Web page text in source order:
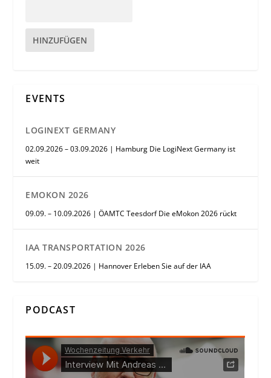
HINZUFÜGEN
EVENTS
LOGINEXT GERMANY
02.09.2026 – 03.09.2026 | Hamburg Die LogiNext Germany ist
weit
EMOKON 2026
09.09. – 10.09.2026 | ÖAMTC Teesdorf Die eMokon 2026 rückt
IAA TRANSPORTATION 2026
15.09. – 20.09.2026 | Hannover Erleben Sie auf der IAA
PODCAST